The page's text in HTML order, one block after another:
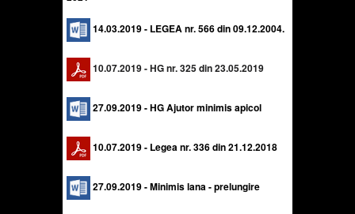
14.03.2019 - LEGEA nr. 566 din 09.12.2004.
10.07.2019 - HG nr. 325 din 23.05.2019
27.09.2019 - HG Ajutor minimis apicol
10.07.2019 - Legea nr. 336 din 21.12.2018
27.09.2019 - Minimis lana - prelungire